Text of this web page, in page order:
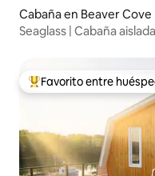
Cabaña en Beaver Cove
Seaglass | Cabaña
Favorito entre
Favorito entre